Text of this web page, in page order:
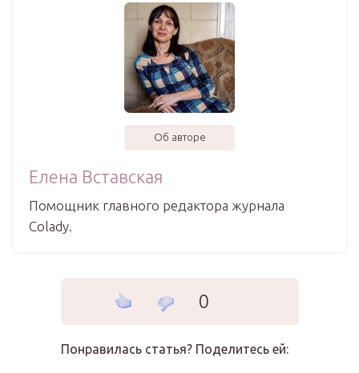
Об авторе
Елена Вставская
Помощник главного редактора журнала
Colady.
0
Понравилась статья? Поделитесь ей: